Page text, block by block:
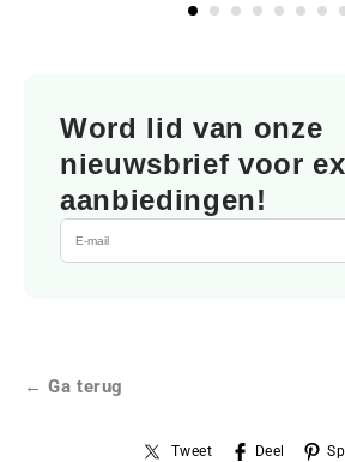
Word lid van onze
nieuwsbrief voor
aanbiedingen!
← Ga terug
Tweet Deel